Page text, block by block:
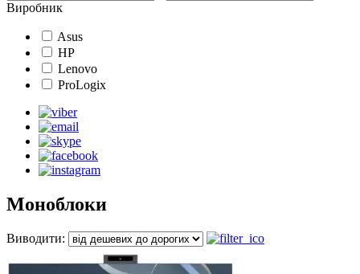
Виробник
Asus
HP
Lenovo
ProLogix
Моноблоки
Виводити: